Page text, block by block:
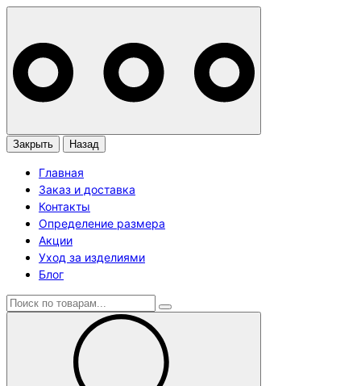
Закрыть Назад
Главная
Заказ и доставка
Контакты
Определение размера
Акции
Уход за изделиями
Блог